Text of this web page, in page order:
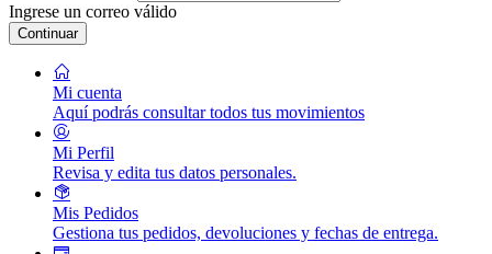
Ingrese un correo válido
Continuar
Mi cuenta
Aquí podrás consultar todos tus movimientos
Mi Perfil
Revisa y edita tus datos personales.
Mis Pedidos
Gestiona tus pedidos, devoluciones y fechas de entrega.